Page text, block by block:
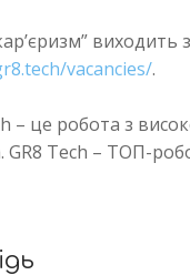
виходить
vacancies/.
– це робота з
GR8 Tech – ТОП-